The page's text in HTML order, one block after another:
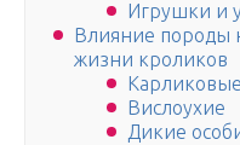
Игрушки и
Влияние породы
жизни кроликов
Карликовые
Вислоухие
Дикие